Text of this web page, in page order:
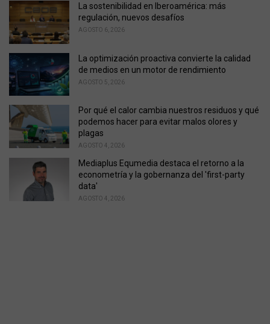
La sostenibilidad en Iberoamérica: más
regulación, nuevos desafíos
AGOSTO 6, 2026
La optimización proactiva convierte la calidad
de medios en un motor de rendimiento
AGOSTO 5, 2026
Por qué el calor cambia nuestros residuos y qué
podemos hacer para evitar malos olores y
plagas
AGOSTO 4, 2026
Mediaplus Equmedia destaca el retorno a la
econometría y la gobernanza del 'first-party
data'
AGOSTO 4, 2026